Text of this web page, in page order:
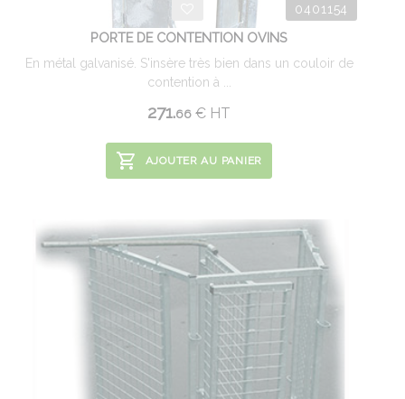
0401154
PORTE DE CONTENTION OVINS
En métal galvanisé. S'insère très bien dans un couloir de
contention à ...
271.66 € HT
AJOUTER AU PANIER